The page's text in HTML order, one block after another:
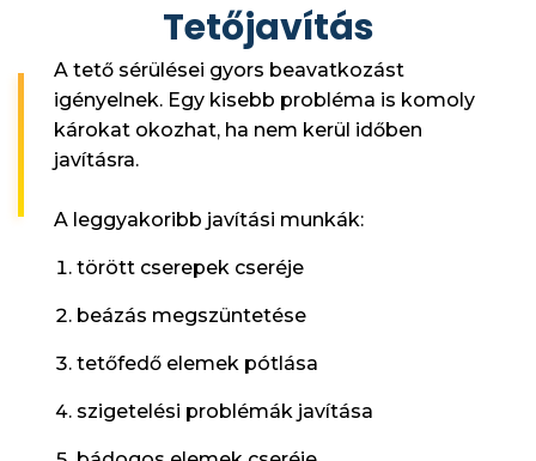
Tetőjavítás
A tető sérülései gyors beavatkozást
igényelnek. Egy kisebb probléma is komoly
károkat okozhat, ha nem kerül időben
javításra.
A leggyakoribb javítási munkák:
törött cserepek cseréje
beázás megszüntetése
tetőfedő elemek pótlása
szigetelési problémák javítása